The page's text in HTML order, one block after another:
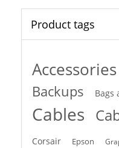
Product tags
Accessories
Backups Bags
Cables
Corsair Epson